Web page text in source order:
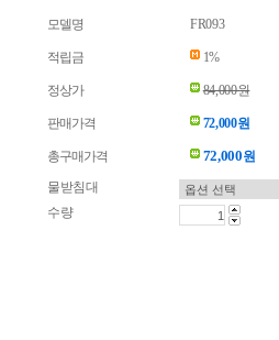
모델명 FR093
적립금 1%
정상가 84,000원
판매가격 72,000원
총구매가격 72,000원
물받침대
수량